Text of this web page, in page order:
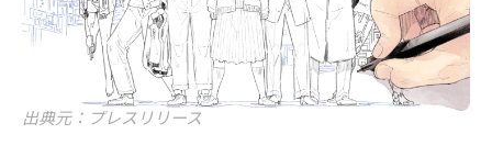
出典元：プレスリリース